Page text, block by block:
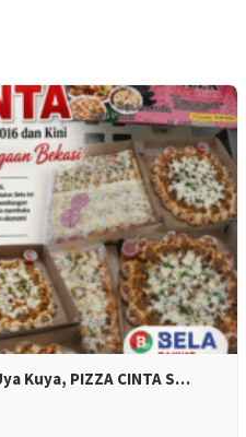
Kuya, PIZZA CINTA S…